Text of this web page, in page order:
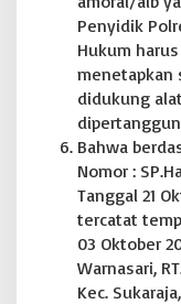
Penyidik
Hukum
menetapkan
didukung
Bahwa
Nomor :
Tanggal 21
tercatat
03 Oktober
Warnasari,
Kec.